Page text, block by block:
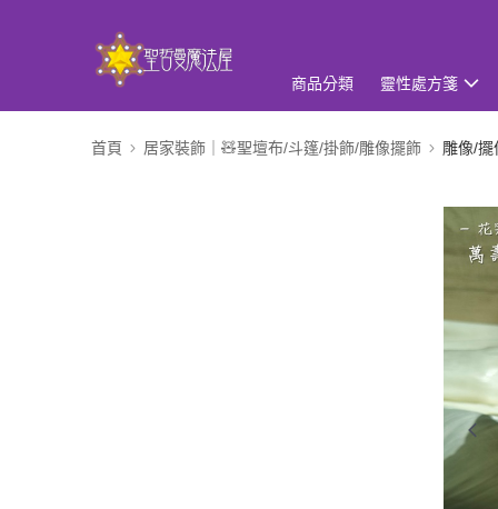
商品分類 靈性處方箋
首頁 居家裝飾｜🧸聖壇布/斗篷/掛飾/雕像擺飾 雕像/擺